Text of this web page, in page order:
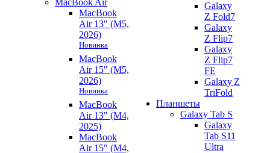
MacBook
Air 13" (M5,
2026)
Новинка
MacBook
Air 15" (M5,
2026)
Новинка
MacBook
Air 13" (M4,
2025)
MacBook
Air 15" (M4,
Galaxy
Z Fold7
Galaxy
Z Flip7
Galaxy
Z Flip7
FE
Galaxy Z
TriFold
Планшеты
Galaxy Tab S
Galaxy
Tab S11
Ultra